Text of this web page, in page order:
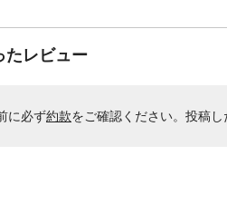
たレビュー
に必ず約款をご確認ください。投稿し